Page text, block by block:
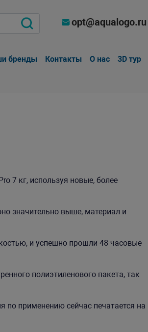
opt@aqualogo.ru
бренды Контакты О нас 3D тур
7 кг, используя новые, более
значительно выше, материал и
и успешно прошли 48-часовые
полиэтиленового пакета, так
по применению сейчас печатается на